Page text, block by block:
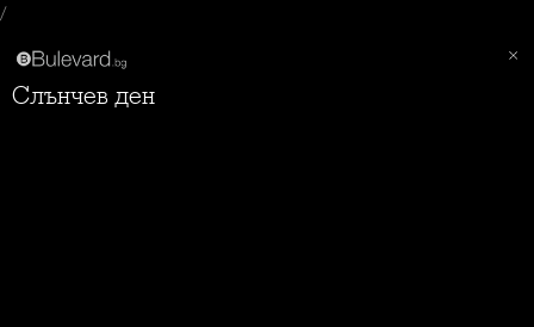
/
Слънчев ден